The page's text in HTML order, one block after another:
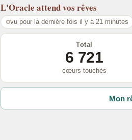
L'Oracle attend vos rêves
vu pour la dernière fois il y a 21 minutes
Total
6 721
cœurs touchés
Mon